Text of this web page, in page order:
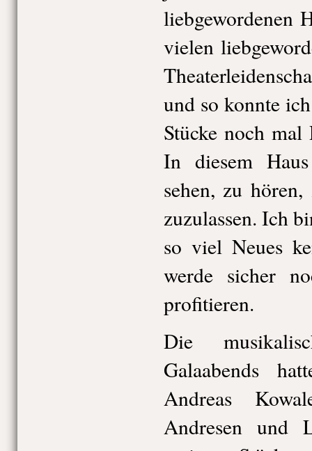
liebgewordenen
vielen
und so konnte
Stücke noch mal
In diesem
sehen, zu
zuzulassen. Ich
so viel Neues
werde sicher
profitieren.
Die
Galaabends
Andreas
Andresen und